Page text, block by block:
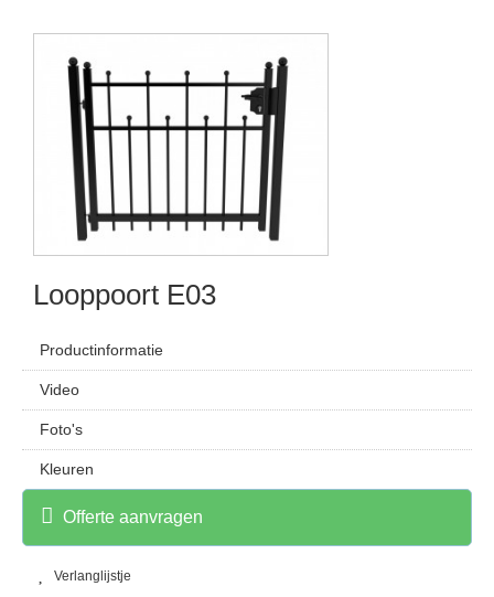
Looppoort E03
Productinformatie
Video
Foto's
Kleuren
Offerte aanvragen
Verlanglijstje